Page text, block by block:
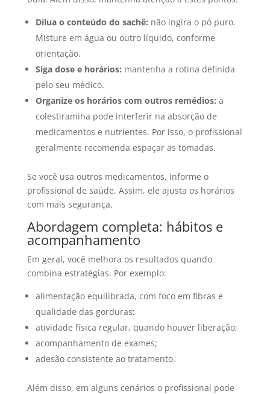
Dilua o conteúdo do sachê: não ingira o pó puro.
Misture em água ou outro líquido, conforme
orientação.
Siga dose e horários: mantenha a rotina definida
pelo seu médico.
Organize os horários com outros remédios: a
colestiramina pode interferir na absorção de
medicamentos e nutrientes. Por isso, o profissional
geralmente recomenda espaçar as tomadas.
Se você usa outros medicamentos, informe o
profissional de saúde. Assim, ele ajusta os horários
com mais segurança.
Abordagem completa: hábitos e
acompanhamento
Em geral, você melhora os resultados quando
combina estratégias. Por exemplo:
alimentação equilibrada, com foco em fibras e
qualidade das gorduras;
atividade física regular, quando houver liberação;
acompanhamento de exames;
adesão consistente ao tratamento.
Além disso, em alguns cenários o profissional pode